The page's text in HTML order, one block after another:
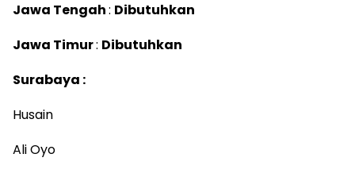
Jawa Tengah: Dibutuhkan
Jawa Timur: Dibutuhkan
Surabaya :
Husain
Ali Oyo